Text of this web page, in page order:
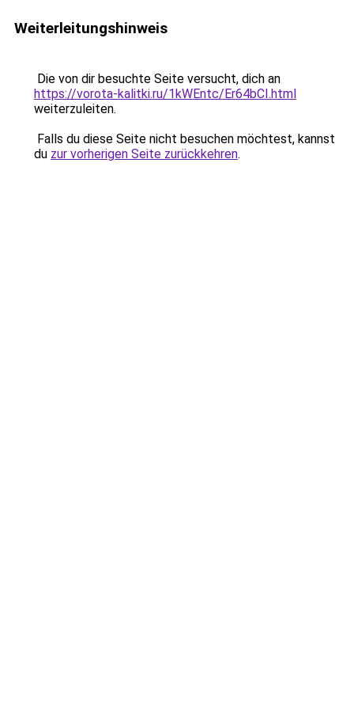
Weiterleitungshinweis
Die von dir besuchte Seite versucht, dich an
https://vorota-kalitki.ru/1kWEntc/Er64bCI.html
weiterzuleiten.
Falls du diese Seite nicht besuchen möchtest, kannst
du zur vorherigen Seite zurückkehren.